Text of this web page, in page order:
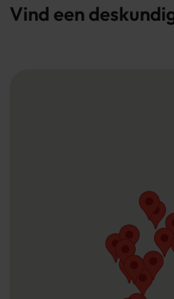
Vind een